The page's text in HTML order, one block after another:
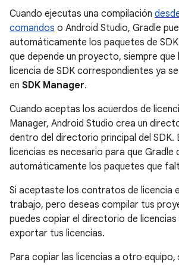
Cuando ejecutas una compilación
comandos o Android Studio, Gradle
automáticamente los paquetes de
que depende un proyecto, siempre
licencia de SDK correspondientes ya
en SDK Manager.
Cuando aceptas los acuerdos de
Manager, Android Studio crea un
dentro del directorio principal del
licencias es necesario para que Gradle
automáticamente los paquetes que
Si aceptaste los contratos de licencia
trabajo, pero deseas compilar tus
puedes copiar el directorio de
exportar tus licencias.
Para copiar las licencias a otro equipo,